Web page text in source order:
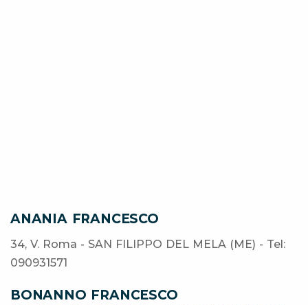
ANANIA FRANCESCO
34, V. Roma - SAN FILIPPO DEL MELA (ME) - Tel:
090931571
BONANNO FRANCESCO